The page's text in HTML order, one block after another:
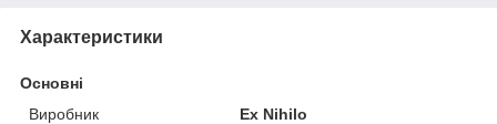
Характеристики
Основні
Виробник
Ex Nihilo